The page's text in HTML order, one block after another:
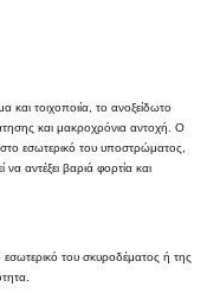
τοιχοποιία, το ανοξείδωτο
και μακροχρόνια αντοχή. Ο
στο εσωτερικό του υποστρώματος,
αντέξει βαριά φορτία και
εσωτερικό του σκυροδέματος ή της